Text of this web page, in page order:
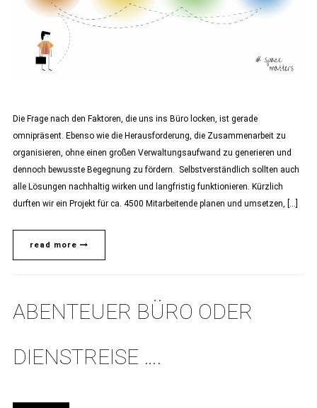
Die Frage nach den Faktoren, die uns ins Büro locken, ist gerade
omnipräsent. Ebenso wie die Herausforderung, die Zusammenarbeit zu
organisieren, ohne einen großen Verwaltungsaufwand zu generieren und
dennoch bewusste Begegnung zu fördern. Selbstverständlich sollten auch
alle Lösungen nachhaltig wirken und langfristig funktionieren. Kürzlich
durften wir ein Projekt für ca. 4500 Mitarbeitende planen und umsetzen, […]
read more
ABENTEUER BÜRO ODER
DIENSTREISE ….